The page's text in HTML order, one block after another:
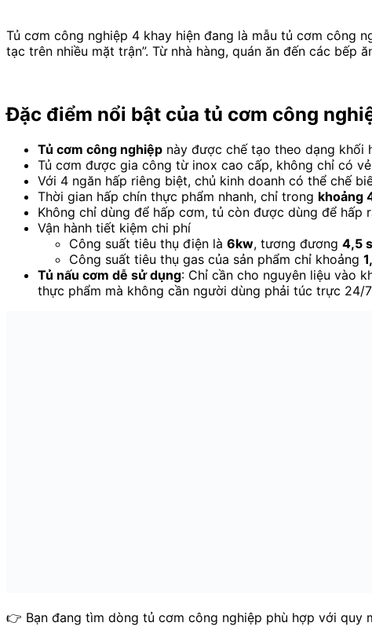
Tủ cơm công nghiệp 4 khay hiện đang là mẫu tủ cơm công
tạc trên nhiều mặt trận”. Từ nhà hàng, quán ăn đến các
Đặc điểm nổi bật của tủ cơm công
Tủ cơm công nghiệp này được chế tạo theo dạng khối
Tủ cơm được gia công từ inox cao cấp, không chỉ có
Với 4 ngăn hấp riêng biệt, chủ kinh doanh có thể chế
Thời gian hấp chín thực phẩm nhanh, chỉ trong khoảng
Không chỉ dùng để hấp cơm, tủ còn được dùng để hấp
Vận hành tiết kiệm chi phí
Công suất tiêu thụ điện là 6kw, tương đương 4,5
Công suất tiêu thụ gas của sản phẩm chỉ khoảng
Tủ nấu cơm dễ sử dụng: Chỉ cần cho nguyên liệu vào
thực phẩm mà không cần người dùng phải túc trực 24/
👉 Bạn đang tìm dòng tủ cơm công nghiệp phù hợp với quy